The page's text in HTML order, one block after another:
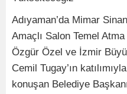
Adıyaman’da Mimar
Amaçlı Salon Temel
Özgür Özel ve İzmir
Cemil Tugay’ın
konuşan Belediye